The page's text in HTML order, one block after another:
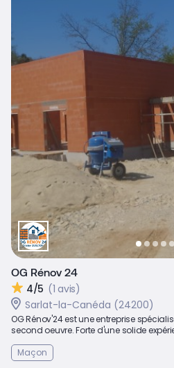
OG Rénov 24
4/5 (1 avis)
Sarlat-la-Canéda (24200)
OG Rénov'24 est une entreprise
second oeuvre. Forte d'une solide
Maçon